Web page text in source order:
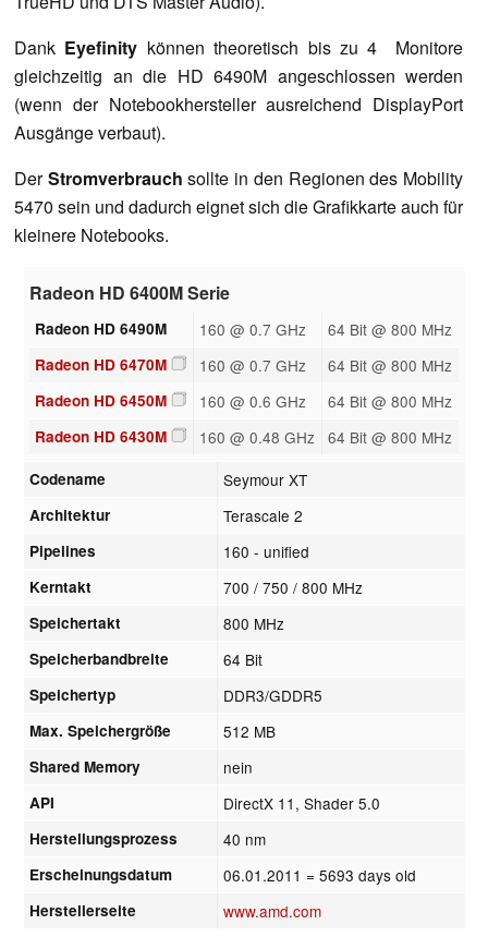
Dank Eyefinity können theoretisch bis zu 4 Monitore
gleichzeitig an die HD 6490M angeschlossen werden
(wenn der Notebookhersteller ausreichend DisplayPort
Ausgänge verbaut).
DerStromverbrauch sollte in den Regionen des Mobility
5470 sein und dadurch eignet sich die Grafikkarte auch für
kleinere Notebooks.
Radeon HD 6400M Serie
Radeon HD 6490M 160 @ 0.7 GHz 64 Bit @ 800 MHz
Radeon HD 6470M 160 @ 0.7 GHz 64 Bit @ 800 MHz
Radeon HD 6450M 160 @ 0.6 GHz 64 Bit @ 800 MHz
Radeon HD 6430M 160 @ 0.48 GHz 64 Bit @ 800 MHz
Codename Seymour XT
Architektur Terascale 2
Pipelines 160 - unified
Kerntakt 700 / 750 / 800 MHz
Speichertakt 800 MHz
Speicherbandbreite 64 Bit
Speichertyp DDR3/GDDR5
Max. Speichergröße 512 MB
Shared Memory nein
API DirectX 11, Shader 5.0
Herstellungsprozess 40 nm
Erscheinungsdatum 06.01.2011 = 5693 days old
Herstellerseite www.amd.com